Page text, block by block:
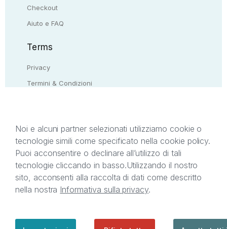
Checkout
Aiuto e FAQ
Terms
Privacy
Termini & Condizioni
Il presente sito web è di proprietà di StreetLib S.r.l.
C.F. e P.IVA 05338720963. StreetLib S.r.l. è
titolare di tutti i diritti di proprietà intellettuale
afferenti ai marchi, loghi e segni distintivi presenti
sul sito web. Si invita l’utente a prendere visione
support@streetlib.com
Noi e alcuni partner selezionati utilizziamo cookie o
tecnologie simili come specificato nella cookie policy.
Puoi acconsentire o declinare all’utilizzo di tali
tecnologie cliccando in basso.Utilizzando il nostro
sito, acconsenti alla raccolta di dati come descritto
nella nostra Informativa sulla privacy.